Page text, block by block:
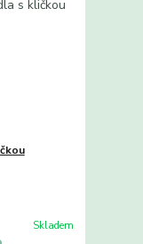
Skladem